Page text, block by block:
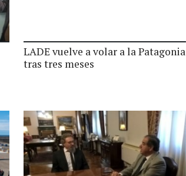
LADE vuelve a volar a la Patagonia
tras tres meses